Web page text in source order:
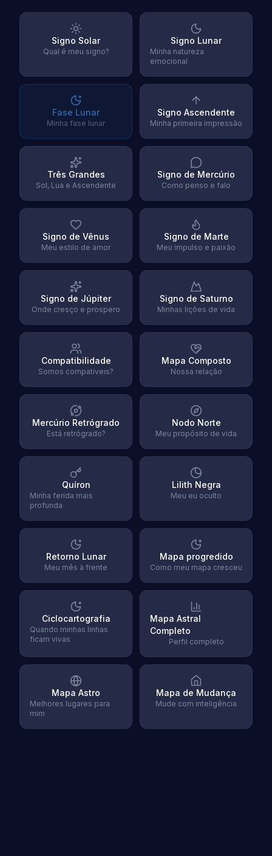
Signo Solar
Qual é meu signo?
Signo Lunar
Minha natureza
emocional
Fase Lunar
Minha fase lunar
Signo Ascendente
Minha primeira impressão
Três Grandes
Sol, Lua e Ascendente
Signo de Mercúrio
Como penso e falo
Signo de Vênus
Meu estilo de amor
Signo de Marte
Meu impulso e paixão
Signo de Júpiter
Onde cresço e prospero
Signo de Saturno
Minhas lições de vida
Compatibilidade
Somos compatíveis?
Mapa Composto
Nossa relação
Mercúrio Retrógrado
Está retrógrado?
Nodo Norte
Meu propósito de vida
Quíron
Minha ferida mais
profunda
Lilith Negra
Meu eu oculto
Retorno Lunar
Meu mês à frente
Mapa progredido
Como meu mapa cresceu
Ciclocartografia
Quando minhas linhas
ficam vivas
Mapa Astral
Completo
Perfil completo
Mapa Astro
Melhores lugares para
mim
Mapa de Mudança
Mude com inteligência